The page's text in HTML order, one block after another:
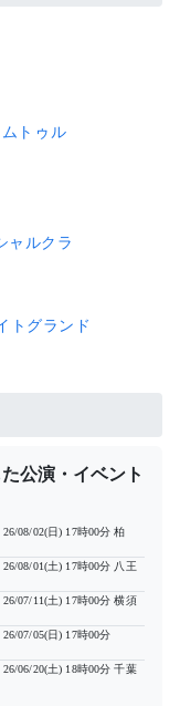
トゥル
ャルクラ
トグランド
公演・イベント
26/08/02(日) 17時00分 柏
26/08/01(土) 17時00分 八王
26/07/11(土) 17時00分 横須
26/07/05(日) 17時00分
26/06/20(土) 18時00分 千葉